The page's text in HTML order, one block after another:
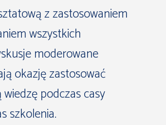
z zastosowaniem
wszystkich
moderowane
okazję zastosować
podczas casy
szkolenia.